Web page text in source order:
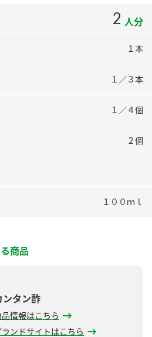
めレシピ
2 人分
１本
１／３本
１／４個
２個
１００ｍｌ
商品
ンタン酢
品情報はこちら
ランドサイトはこちら